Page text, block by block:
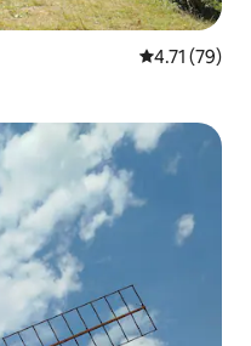
平均评分
4.71 (79)